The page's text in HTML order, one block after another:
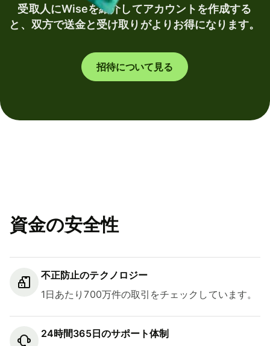
受取人にWiseを紹介してアカウントを作成する
と、双方で送金と受け取りがよりお得になります。
招待について見る
資金の安全性
不正防止のテクノロジー
1日あたり700万件の取引をチェックしています。
24時間365日のサポート体制